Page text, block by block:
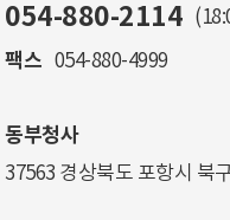
054-880-2114
팩스 054-880-4999
동부청사
37563 경상북도 포항시 북